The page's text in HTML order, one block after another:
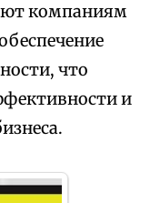
компаниям
что
и